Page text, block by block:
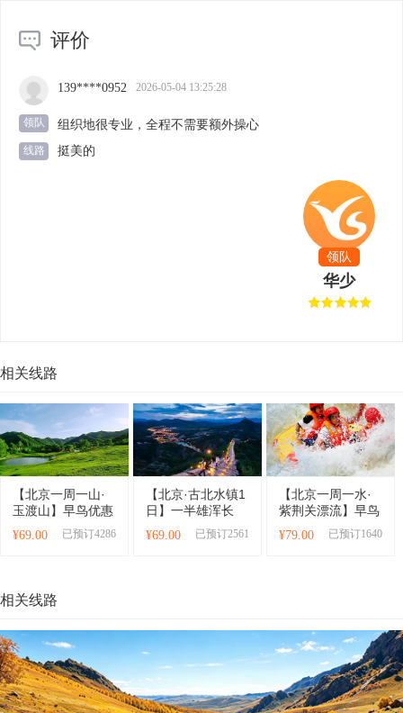
评价
139****0952 2026-05-04 13:25:28
领队 组织地很专业，全程不需要额外操心
线路 挺美的
领队
华少
相关线路
【北京一周一山·
玉渡山】早鸟优惠
来袭丨京郊小九寨
+超大高山草甸+休
¥69.00 已预订4286
【北京·古北水镇1
日】一半雄浑长
城，一半温婉水乡
丨长城脚下梦江
¥69.00 已预订2561
【北京一周一水·
紫荆关漂流】早鸟
优惠来袭丨10.8公
里长城漂流+闲逛
¥79.00 已预订1640
相关线路